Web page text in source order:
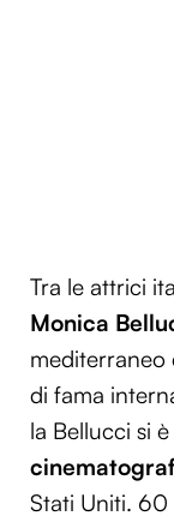
Tra le attrici
Monica
mediterraneo
di fama
la Bellucci si
Stati Uniti.